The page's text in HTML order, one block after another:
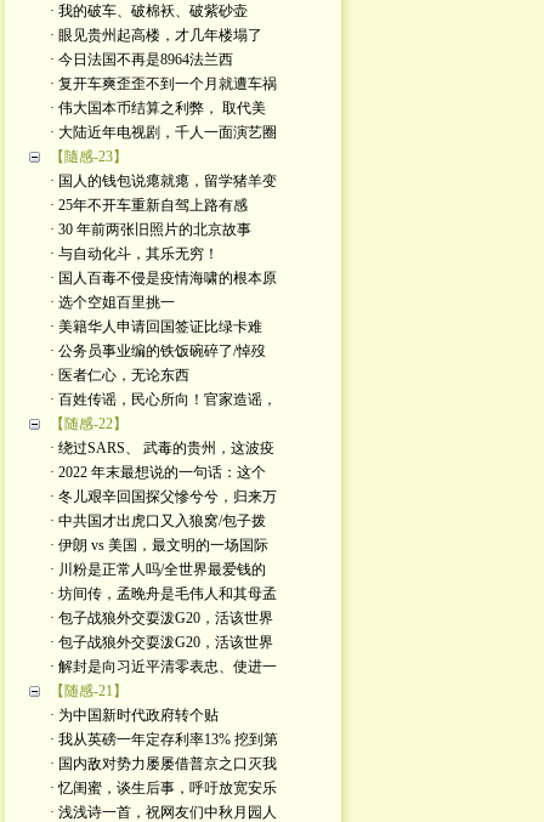
· 我的破车、破棉袄、破紫砂壶
· 眼见贵州起高楼，才几年楼塌了
· 今日法国不再是8964法兰西
· 复开车爽歪歪不到一个月就遭车祸
· 伟大国本币结算之利弊， 取代美
· 大陆近年电视剧，千人一面演艺圈
【隨感-23】
· 国人的钱包说瘪就瘪，留学猪羊变
· 25年不开车重新自驾上路有感
· 30 年前两张旧照片的北京故事
· 与自动化斗，其乐无穷！
· 国人百毒不侵是疫情海啸的根本原
· 选个空姐百里挑一
· 美籍华人申请回国签证比绿卡难
· 公务员事业编的铁饭碗碎了/悼歿
· 医者仁心，无论东西
· 百姓传谣，民心所向！官家造谣，
【随感-22】
· 绕过SARS、 武毒的贵州，这波疫
· 2022 年末最想说的一句话：这个
· 冬儿艰辛回国探父慘兮兮，归来万
· 中共国才出虎口又入狼窝/包子拨
· 伊朗 vs 美国，最文明的一场国际
· 川粉是正常人吗/全世界最爱钱的
· 坊间传，孟晚舟是毛伟人和其母孟
· 包子战狼外交耍泼G20，活该世界
· 包子战狼外交耍泼G20，活该世界
· 解封是向习近平清零表忠、使进一
【随感-21】
· 为中国新时代政府转个贴
· 我从英磅一年定存利率13% 挖到第
· 国内敌对势力屡屡借普京之口灭我
· 忆闺蜜，谈生后事，呼吁放宽安乐
· 浅浅诗一首，祝网友们中秋月园人